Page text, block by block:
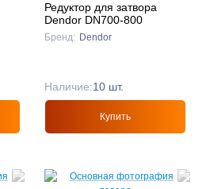
Редуктор для затвора
Dendor DN700-800
Бренд: Dendor
Наличие:10 шт.
Купить